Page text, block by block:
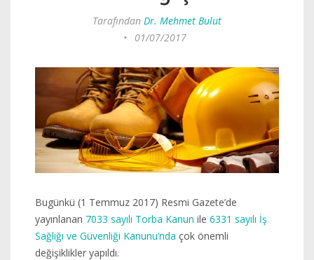
Tarafından Dr. Mehmet Bulut
•
01/07/2017
Bugünkü (1 Temmuz 2017) Resmi Gazete’de
yayınlanan 7033 sayılı Torba Kanun ile 6331 sayılı İş
Sağlığı ve Güvenliği Kanunu’nda çok önemli
değişiklikler yapıldı.